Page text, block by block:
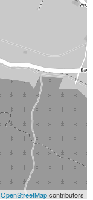
OpenStreetMapcontributors